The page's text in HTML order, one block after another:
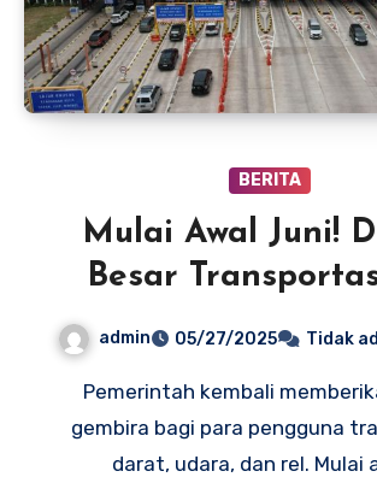
BERITA
Mulai Awal Juni!
Besar
20%, Kereta 30%,
admin 05/27/2025 Tidak
Pemerintah kembali memberikan kabar
gembira bagi para pengguna
darat, udara, dan rel. Mulai